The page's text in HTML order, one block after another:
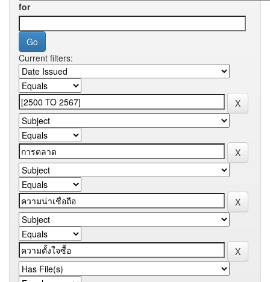
for
Current filters: